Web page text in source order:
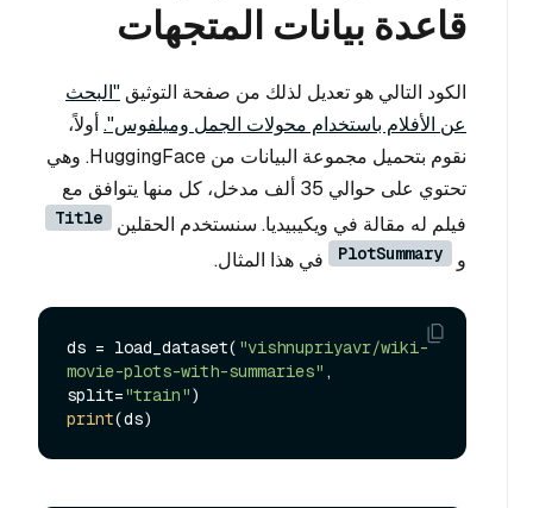
قاعدة بيانات المتجهات
الكود التالي هو تعديل لذلك من صفحة التوثيق"البحث
عن الأفلام باستخدام محولات الجمل وميلفوس". أولاً،
نقوم بتحميل مجموعة البيانات من HuggingFace. وهي
تحتوي على حوالي 35 ألف مدخل، كل منها يتوافق مع
فيلم له مقالة في ويكيبيديا. سنستخدم الحقلين
Title
و PlotSummary في هذا المثال.
ds = load_dataset( "vishnupriyavr/wiki-
movie-plots-with-summaries" ,
split="train"
print